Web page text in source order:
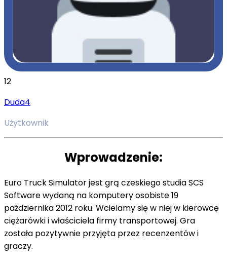
12
Duda4
Użytkownik
Wprowadzenie:
Euro Truck Simulator jest grą czeskiego studia SCS
Software wydaną na komputery osobiste 19
października 2012 roku. Wcielamy się w niej w kierowcę
ciężarówki i właściciela firmy transportowej. Gra
została pozytywnie przyjęta przez recenzentów i
graczy.